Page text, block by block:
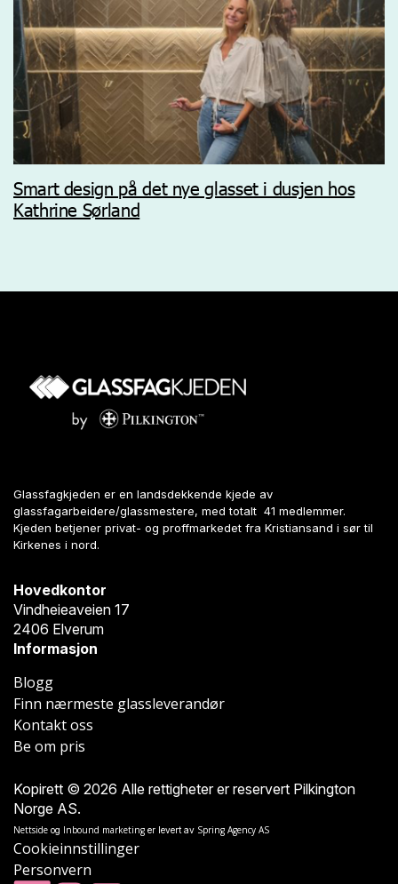
Smart design på det nye glasset i dusjen hos
Kathrine Sørland
Glassfagkjeden er en landsdekkende kjede av
glassfagarbeidere/glassmestere, med totalt 41 medlemmer.
Kjeden betjener privat- og proffmarkedet fra Kristiansand i sør til
Kirkenes i nord.
Hovedkontor
Vindheieaveien 17
2406 Elverum
Informasjon
Blogg
Finn nærmeste glassleverandør
Kontakt oss
Be om pris
Kopirett © 2026 Alle rettigheter er reservert Pilkington
Norge AS.
Nettside og Inbound marketing er levert av Spring Agency AS
Cookieinnstillinger
Personvern